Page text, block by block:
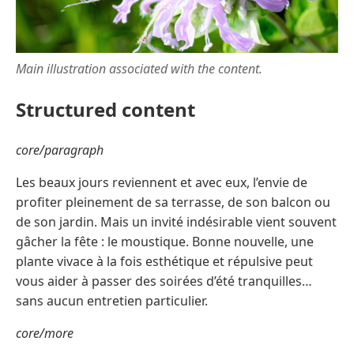
Main illustration associated with the content.
Structured content
core/paragraph
Les beaux jours reviennent et avec eux, l’envie de
profiter pleinement de sa terrasse, de son balcon ou
de son jardin. Mais un invité indésirable vient souvent
gâcher la fête : le moustique. Bonne nouvelle, une
plante vivace à la fois esthétique et répulsive peut
vous aider à passer des soirées d’été tranquilles…
sans aucun entretien particulier.
core/more